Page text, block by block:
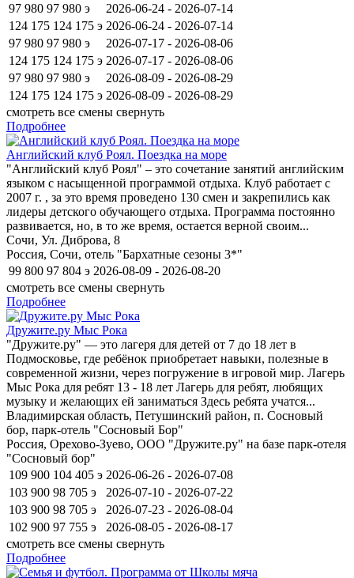
97 980 97 980 э
2026-06-24 - 2026-07-14
124 175 124 175 э 2026-06-24 - 2026-07-14
97 980 97 980 э
2026-07-17 - 2026-08-06
124 175 124 175 э 2026-07-17 - 2026-08-06
97 980 97 980 э
2026-08-09 - 2026-08-29
124 175 124 175 э 2026-08-09 - 2026-08-29
смотреть все смены свернуть
Подробнее
Английский клуб Роял. Поездка на море
"Английский клуб Роял" – это сочетание занятий английским
языком с насыщенной программой отдыха. Клуб работает с
2007 г. , за это время проведено 130 смен и закрепились как
лидеры детского обучающего отдыха. Программа постоянно
развивается, но, в то же время, остается верной своим...
Сочи, Ул. Диброва, 8
Россия, Сочи, отель "Бархатные сезоны 3*"
99 800 97 804 э 2026-08-09 - 2026-08-20
смотреть все смены свернуть
Подробнее
Дружите.ру Мыс Рока
"Дружите.ру" — это лагеря для детей от 7 до 18 лет в
Подмосковье, где ребёнок приобретает навыки, полезные в
современной жизни, через погружение в игровой мир. Лагерь
Мыс Рока для ребят 13 - 18 лет Лагерь для ребят, любящих
музыку и желающих ей заниматься Здесь ребята учатся...
Владимирская область, Петушинский район, п. Сосновый
бор, парк-отель "Сосновый Бор"
Россия, Орехово-Зуево, ООО "Дружите.ру" на базе парк-отеля
"Сосновый бор"
109 900 104 405 э 2026-06-26 - 2026-07-08
103 900 98 705 э
2026-07-10 - 2026-07-22
103 900 98 705 э
2026-07-23 - 2026-08-04
102 900 97 755 э
2026-08-05 - 2026-08-17
смотреть все смены свернуть
Подробнее